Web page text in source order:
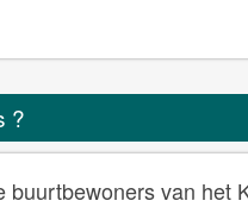
?
buurtbewoners van het